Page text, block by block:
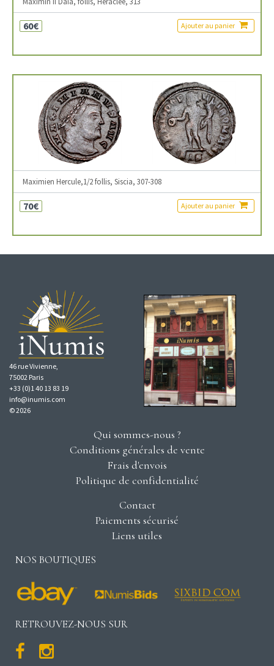
60€ Ajouter au panier
Maximien Hercule,1/2 follis, Siscia, 307-308
70€ Ajouter au panier
46 rue Vivienne,
75002 Paris
+33 (0)1 40 13 83 19
info@inumis.com
© 2026
Qui sommes-nous ?
Conditions générales de vente
Frais d'envois
Politique de confidentialité
Contact
Paiements sécurisé
Liens utiles
NOS BOUTIQUES
RETROUVEZ-NOUS SUR